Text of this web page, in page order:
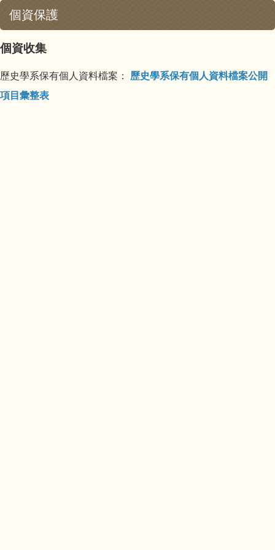
個資保護
個資收集
歷史學系保有個人資料檔案： 歷史學系保有個人資料檔案公開
項目彙整表